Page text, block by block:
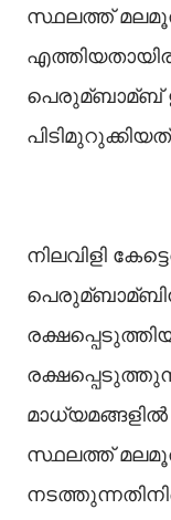
സ്ഥലത്ത്
പെരുമ്ബാമ്ബ്
നിലവിളി
സ്ഥലത്ത്